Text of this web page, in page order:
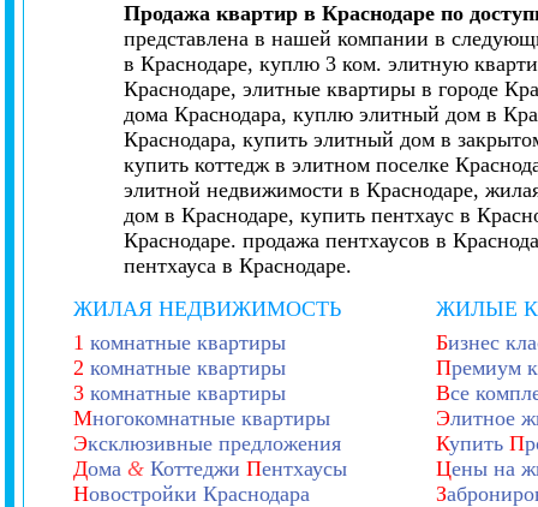
Продажа квартир в Краснодаре по
представлена в нашей компании в
в Краснодаре, куплю 3 ком. элитную
Краснодаре, элитные квартиры в городе
дома Краснодара, куплю элитный дом в
Краснодара, купить элитный дом в
купить коттедж в элитном поселке
элитной недвижимости в Краснодаре,
дом в Краснодаре, купить пентхаус в
Краснодаре. продажа пентхаусов в
пентхауса в Краснодаре.
ЖИЛАЯ НЕДВИЖИМОСТЬ
1 комнатные квартиры
2 комнатные квартиры
3 комнатные квартиры
Многокомнатные квартиры
Эксклюзивные предложения
Дома& Коттеджи Пентхаусы
Новостройки Краснодара
ЖИЛЫЕ
Бизнес
Премиум
Все
Элитное
Купить П
Цены на
З